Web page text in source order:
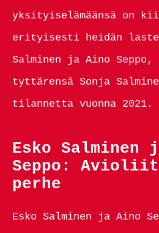
yksityiselämäänsä on
erityisesti heidän
Salminen ja Aino Seppo,
tyttärensä Sonja
tilannetta vuonna 2021.
Esko Salminen
Seppo:
perhe
Esko Salminen ja Aino